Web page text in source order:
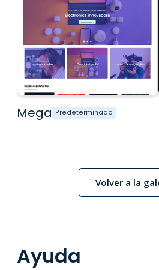
Mega Predeterminado
Volver a la
Ayuda